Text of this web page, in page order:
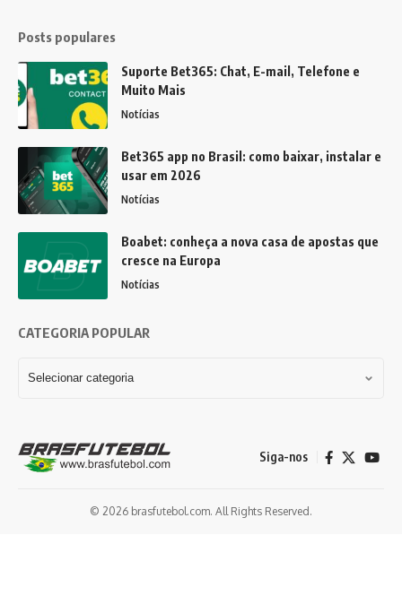
Posts populares
Suporte Bet365: Chat, E-mail, Telefone e
Muito Mais
Notícias
Bet365 app no Brasil: como baixar, instalar e
usar em 2026
Notícias
Boabet: conheça a nova casa de apostas que
cresce na Europa
Notícias
CATEGORIA POPULAR
Siga-nos
© 2026 brasfutebol.com. All Rights Reserved.